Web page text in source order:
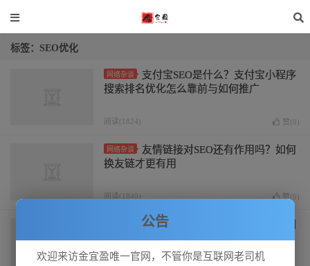
标签：SEO优化
网络杂谈
支付宝SEO是什么？支付宝小程序
搜索排名优化怎么靠前与如何推广
阅读(1824) 赞( 0 )
网络杂谈
友情链接对SEO还有作用吗？如何
换友链才更有用
阅读(1840) 赞( 0 )
怎么才能做好一个符合SEO优化网
站第一步工作
公告
欢迎来访金宜盈唯一官网，不管你是互联网老司机